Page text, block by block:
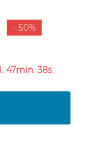
- 50%
47min. 37s.